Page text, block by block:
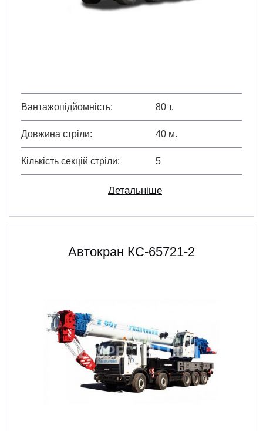
Вантажопідйомність 80 т.
Довжина стріли 40 м.
Кількість секцій стріли 5
Детальніше
Автокран КС-65721-2